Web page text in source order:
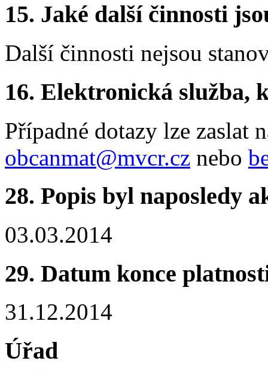
15. Jaké další činnosti
Další činnosti nejsou
16. Elektronická služba,
Případné dotazy lze zaslat
obcanmat@mvcr.cz nebo
28. Popis byl naposledy
03.03.2014
29. Datum konce
31.12.2014
Úřad